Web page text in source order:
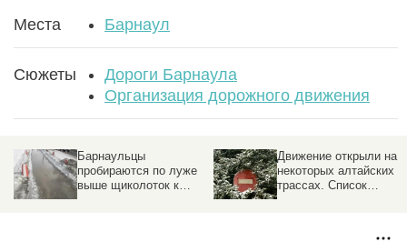
Места Барнаул
Сюжеты
Дороги Барнаула
Организация дорожного движения
Какие дороги Алтая
отремонтируют в этом
году
Барнаульцы попали в
пробку из-за огромной
лужи. Видео